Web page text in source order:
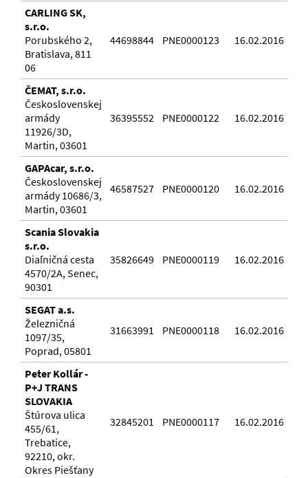
CARLING SK,
s.r.o.
Porubského 2,
Bratislava, 811
06
44698844 PNE0000123 16.02.2016
ČEMAT, s.r.o.
Československej
armády
11926/3D,
Martin, 03601
36395552 PNE0000122 16.02.2016
GAPAcar, s.r.o.
Československej
armády 10686/3,
Martin, 03601
46587527 PNE0000120 16.02.2016
Scania Slovakia
s.r.o.
Diaľničná cesta
4570/2A, Senec,
90301
35826649 PNE0000119 16.02.2016
SEGAT a.s.
Železničná
1097/35,
Poprad, 05801
31663991 PNE0000118 16.02.2016
Peter Kollár -
P+J TRANS
SLOVAKIA
Štúrova ulica
455/61,
Trebatice,
92210, okr.
Okres Piešťany
32845201 PNE0000117 16.02.2016